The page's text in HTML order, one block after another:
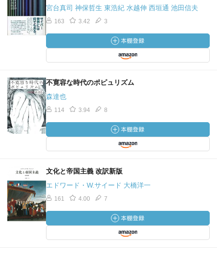
宮台真司 神保哲生 東浩紀 水越伸 西垣通 池田信夫
163 3.42 3
不寛容な時代のポピュリズム
森達也
114 3.94 8
文化と帝国主義 改訳新版
エドワード・W.サイード 大橋洋一
161 4.00 7